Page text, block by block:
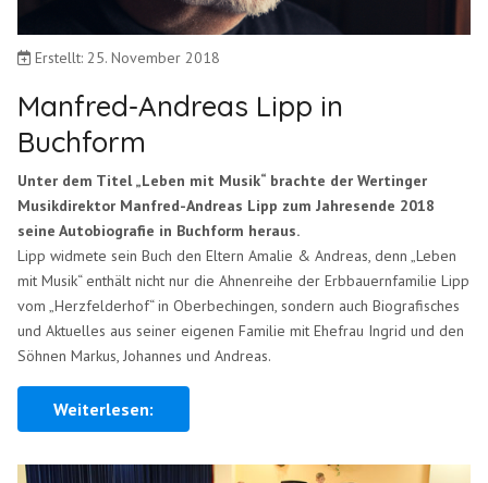
Erstellt: 25. November 2018
Manfred-Andreas Lipp in
Buchform
Unter dem Titel „Leben mit Musik“ brachte der Wertinger
Musikdirektor Manfred-Andreas Lipp zum Jahresende 2018
seine Autobiografie in Buchform heraus.
Lipp widmete sein Buch den Eltern Amalie & Andreas, denn „Leben
mit Musik“ enthält nicht nur die Ahnenreihe der Erbbauernfamilie Lipp
vom „Herzfelderhof“ in Oberbechingen, sondern auch Biografisches
und Aktuelles aus seiner eigenen Familie mit Ehefrau Ingrid und den
Söhnen Markus, Johannes und Andreas.
Weiterlesen: